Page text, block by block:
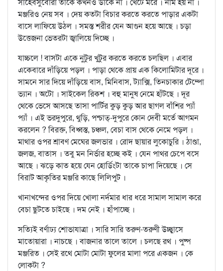
সাহেবসুবোরা তাকে কখনও ডাকে না । খেটে মরে । নাম হয় না ।
মঞ্জরিও নেয় সব । দেয় কতটা বিচার করতে করতে পাড়ার একটা
বাসে লাফিয়ে উঠল । সমস্ত শরীর যেন আগুন হয়ে আছে । চড়া
উত্তেজনা ভেতরটা জ্বালিয়ে দিচ্ছে ।
যাচ্চলে ! বাসটা একে নুটুর খুটুর করতে করতে চলছিল । এবার
একেবারে দাঁড়িয়ে পড়ল । পাড়া থেকে প্রায় এক কিলোমিটার দূরে ।
সামনে সার দিয়ে দাঁড়িয়ে বাস, মিনিবাস, ট্যাক্সি, তিনচাকার টেম্পো
ভ্যান । অটো । সাইকেল রিকশ । বহু মানুষ নেমে হাঁটছে । দূর
থেকে ভেসে আসছে তাসা পার্টির কুড় কুড় আর ছাগল বাঁশির প্যাঁ
প্যাঁ । এই ভরদুপুরে, থুড়ি, পশ্চাত্‌-দুপুরে কোন দেবী মর্তে আগমন
করলেন ? বিরক্ত, বিধ্বস্ত, চঞ্চল, বেচা বাস থেকে নেমে পড়ল ।
মাথার ওপর শ্রাবণ মেঘের জলভার । রোদ ছায়ার লুকোচুরি । ঠাণ্ডা,
জলজ, বাতাস । তবু মন নির্ভার হচ্ছে কই । যেন পাথর চেপে বসে
আছে । ঝড়ে কাত হয়ে যেন হোর্ডিংটা তাকে চাপা দিয়েছে । সে
বিরাট আকৃতির মঞ্জরি কাছে লিলিপুট ।
খানাখন্দের ওপর দিয়ে খোলা নর্দমার ধার ধরে সামাল সামাল করে
বেচা ছুটতে চাইছে । দম নেই । হাঁপাচ্ছে ।
সত্যিই বর্ণাঢ্য শোভাযাত্রা । সারি সারি তরুণ-তরুণী উচ্ছ্বাসে
মাতোয়ারা । নাচছে । বাজনার তালে তালে । চলছে রথ । পুষ্প
মঞ্জরিত । সেই রথে মোটা মোটা ফুলের মালা পরে একজন । কে
লোকটা ?